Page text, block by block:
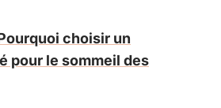
choisir un
pour le sommeil des